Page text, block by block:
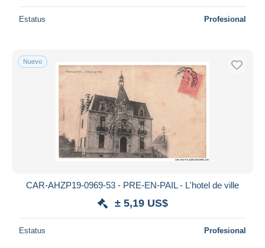
Estatus Profesional
Nuevo
CAR-AHZP19-0969-53 - PRE-EN-PAIL - L'hotel de ville
± 5,19 US$
Estatus Profesional